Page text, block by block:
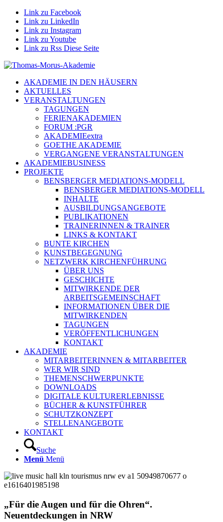
Link zu Facebook
Link zu LinkedIn
Link zu Instagram
Link zu Youtube
Link zu Rss Diese Seite
AKADEMIE IN DEN HÄUSERN
AKTUELLES
VERANSTALTUNGEN
TAGUNGEN
FERIENAKADEMIEN
FORUM :PGR
AKADEMIEextra
GOETHE AKADEMIE
VERGANGENE VERANSTALTUNGEN
AKADEMIEBUSINESS
PROJEKTE
BENSBERGER MEDIATIONS-MODELL
BENSBERGER MEDIATIONS-MODELL
INHALTE
AUSBILDUNGSANGEBOTE
PUBLIKATIONEN
TRAINERINNEN & TRAINER
LINKS & KONTAKT
BUNTE KIRCHEN
KUNSTBEGEGNUNG
NETZWERK KIRCHENFÜHRUNG
ÜBER UNS
GESCHICHTE
MITWIRKENDE DER
ARBEITSGEMEINSCHAFT
INFORMATIONEN ÜBER DIE
MITWIRKENDEN
TAGUNGEN
VERÖFFENTLICHUNGEN
KONTAKT
AKADEMIE
MITARBEITERINNEN & MITARBEITER
WER WIR SIND
THEMENSCHWERPUNKTE
DOWNLOADS
DIGITALE KULTURERLEBNISSE
BÜCHER & KUNSTFÜHRER
SCHUTZKONZEPT
STELLENANGEBOTE
KONTAKT
Suche
Menü Menü
„Für die Augen und für die Ohren“.
Neuentdeckungen in NRW